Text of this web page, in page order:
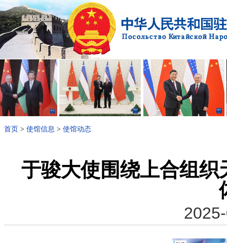
首页 > 使馆信息 > 使馆动态
于骏大使围绕上合组